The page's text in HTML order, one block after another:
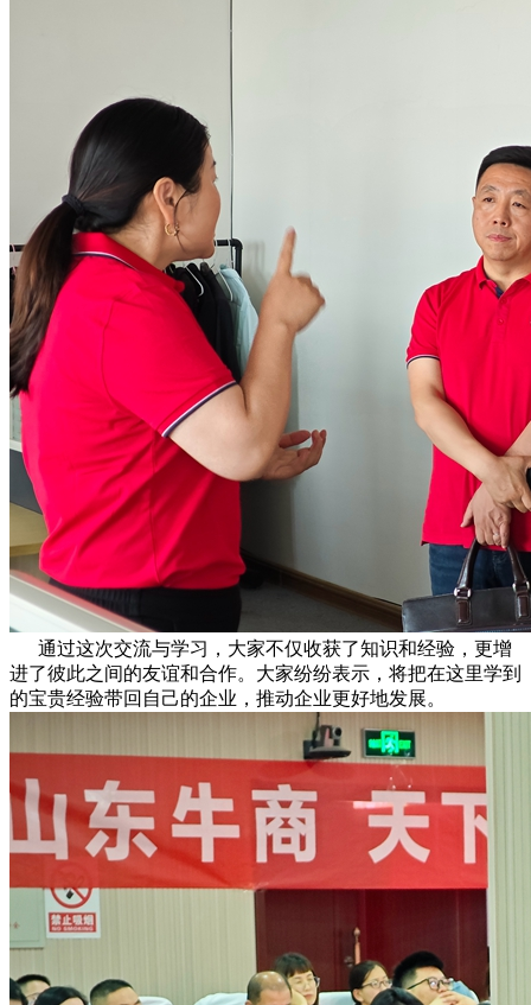
通过这次交流与学习，大家不仅收获了知识和经验，更增
进了彼此之间的友谊和合作。大家纷纷表示，将把在这里学到
的宝贵经验带回自己的企业，推动企业更好地发展。